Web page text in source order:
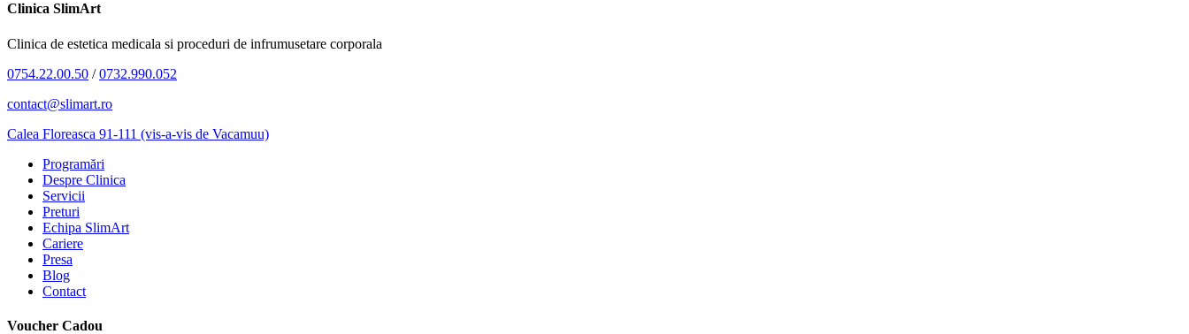
Clinica SlimArt
Clinica de estetica medicala si proceduri de infrumusetare corporala
0754.22.00.50 /0732.990.052
contact@slimart.ro
Calea Floreasca 91-111 (vis-a-vis de Vacamuu)
Programări
Despre Clinica
Servicii
Preturi
Echipa SlimArt
Cariere
Presa
Blog
Contact
Voucher Cadou